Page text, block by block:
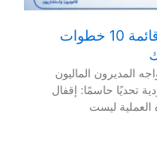
خطوات إقفال السنة المالية – قائمة 10 خطوات
نهاية السنة المالية 2025، يواجه المديرون الماليون
تحديًا حاسمًا: إقفال
العملية ليست